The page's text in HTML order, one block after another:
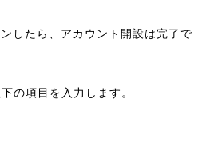
したら、アカウント開設は完了で
の項目を入力します。